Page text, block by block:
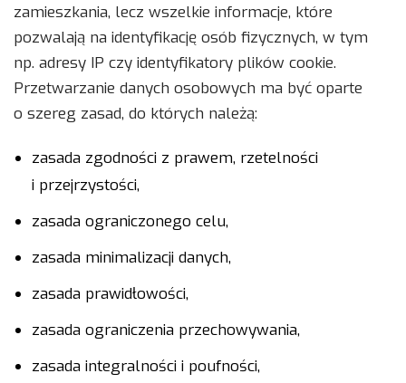
zamieszkania, lecz wszelkie informacje, które
pozwalają na identyfikację osób fizycznych, w tym
np. adresy IP czy identyfikatory plików cookie.
Przetwarzanie danych osobowych ma być oparte
o szereg zasad, do których należą:
zasada zgodności z prawem, rzetelności
i przejrzystości,
zasada ograniczonego celu,
zasada minimalizacji danych,
zasada prawidłowości,
zasada ograniczenia przechowywania,
zasada integralności i poufności,